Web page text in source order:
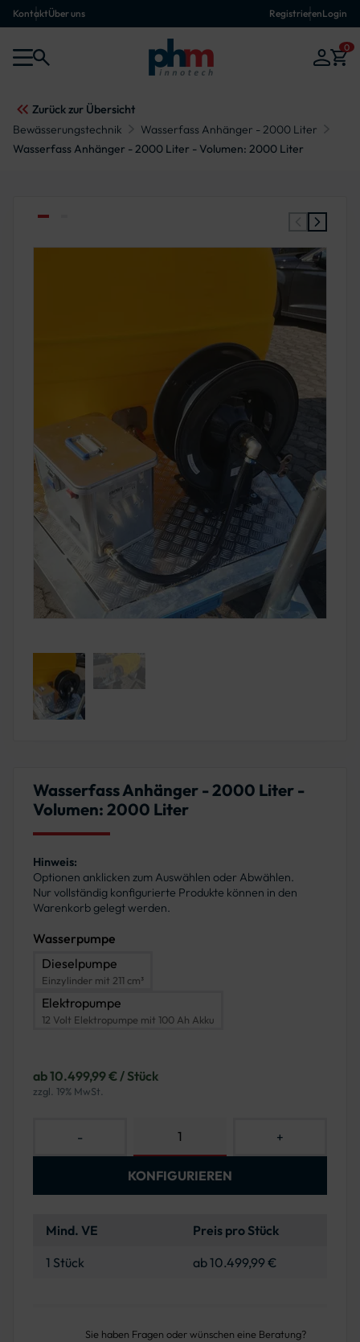
KontaktÜber uns RegistrierenLogin
0
Zurück zur Übersicht
Bewässerungstechnik
Wasserfass Anhänger - 2000 Liter
Wasserfass Anhänger - 2000 Liter - Volumen: 2000 Liter
Wasserfass Anhänger - 2000 Liter -
Volumen: 2000 Liter
Hinweis:
Optionen anklicken zum Auswählen oder Abwählen.
Nur vollständig konfigurierte Produkte können in den
Warenkorb gelegt werden.
Wasserpumpe
Dieselpumpe
Einzylinder mit 211 cm³
Elektropumpe
12 Volt Elektropumpe mit 100 Ah Akku
ab 10.499,99 € / Stück
zzgl. 19% MwSt.
- +
KONFIGURIEREN
Mind. VE
Preis pro Stück
1 Stück
ab 10.499,99 €
Sie haben Fragen oder wünschen eine Beratung?